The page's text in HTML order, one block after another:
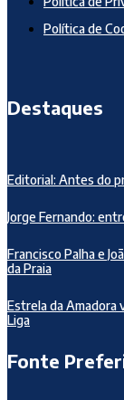
Política de
Destaques
Editorial: Antes do
Jorge Fernando:
Francisco Palha e
da Praia
Estrela da
Liga
Fonte